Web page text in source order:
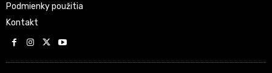
Podmienky použitia
Kontakt